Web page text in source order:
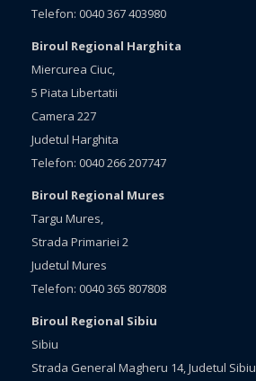
Telefon: 0040 367 403980
Biroul Regional Harghita
Miercurea Ciuc,
5 Piata Libertatii
Camera 227
Judetul Harghita
Telefon: 0040 266 207747
Biroul Regional Mures
Targu Mures,
Strada Primariei 2
Judetul Mures
Telefon: 0040 365 807808
Biroul Regional Sibiu
Sibiu
Strada General Magheru 14, Judetul Sibiu